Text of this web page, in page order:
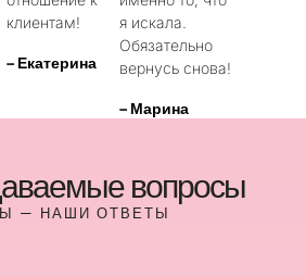
клиентам!
– Екатерина
я искала.
Обязательно
вернусь снова!
– Марина
вопросы
— НАШИ ОТВЕТЫ